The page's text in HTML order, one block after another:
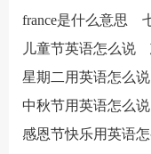
france是什么意思
儿童节英语怎么说
星期二用英语怎么说
中秋节用英语怎么说
感恩节快乐用英语